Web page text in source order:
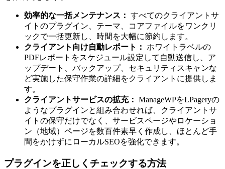
効率的な一括メンテナンス： すべてのクライアントサ
イトのプラグイン、テーマ、コアファイルをワンクリ
ックで一括更新し、時間を大幅に節約します。
クライアント向け自動レポート：
ホワイトラベルの
PDFレポートをスケジュール設定して自動送信し、ア
ップデート、バックアップ、セキュリティスキャンな
ど実施した保守作業の詳細をクライアントに提供しま
す。
クライアントサービスの拡充： ManageWPをLPageryの
ようなプラグインと組み合わせれば、クライアントサ
イトの保守だけでなく、サービスページやロケーショ
ン（地域）ページを数百件素早く作成し、ほとんど手
間をかけずにローカルSEOを強化できます。
プラグインを正しくチェックする方法